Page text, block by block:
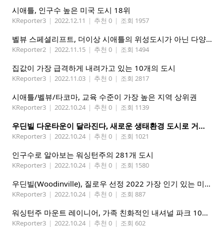
시애틀, 인구수 높은 미국 도시 18위
KReporter3 | 2022.12.11 | 추천 0 | 조회 1957
벨뷰 스페셜리프트, 더이상 시애틀의 위성도시가 아닌 다양성이 풍부한 도시로 변천
KReporter2 | 2022.11.15 | 추천 0 | 조회 1494
집값이 가장 급격하게 내려가고 있는 10개의 도시
KReporter3 | 2022.11.03 | 추천 0 | 조회 2817
시애틀/벨뷰/타코마, 교육 수준이 가장 높은 지역 상위권
KReporter3 | 2022.10.24 | 추천 0 | 조회 1139
우딘빌 다운타운이 달라진다, 새로운 생태환경 도시로 거듭나
KReporter3 | 2022.10.24 | 추천 0 | 조회 1021
인구수로 알아보는 워싱턴주의 281개 도시
KReporter3 | 2022.10.24 | 추천 0 | 조회 1580
우딘빌(Woodinville), 질로우 선정 2022 가장 인기 있는 미 주택 시장. 5위엔 에드먼즈(Edmonds)
KReporter3 | 2022.10.24 | 추천 0 | 조회 887
워싱턴주 마운트 레이니어, 가족 친화적인 내셔널 파크 10위 선정
KReporter3 | 2022.10.24 | 추천 0 | 조회 602